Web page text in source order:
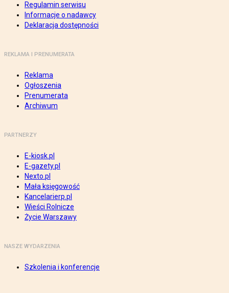
Regulamin serwisu
Informacje o nadawcy
Deklaracja dostępności
REKLAMA I PRENUMERATA
Reklama
Ogłoszenia
Prenumerata
Archiwum
PARTNERZY
E-kiosk.pl
E-gazety.pl
Nexto.pl
Mała księgowość
Kancelarierp.pl
Wieści Rolnicze
Życie Warszawy
NASZE WYDARZENIA
Szkolenia i konferencje